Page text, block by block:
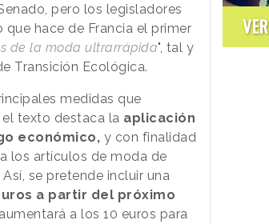
pero los legisladores
que hace de Francia el primer
de la moda ultrarrápida", tal y
Transición Ecológica.
medidas que
texto destaca la aplicación
económico, y con finalidad
los artículos de moda de
se pretende incluir una
a partir del próximo
a los 10 euros para